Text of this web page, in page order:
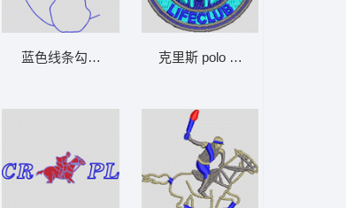
男装蓝色线条勾勒熊猫轮廓 男装克里斯 polo 生存俱乐部徽章 男装